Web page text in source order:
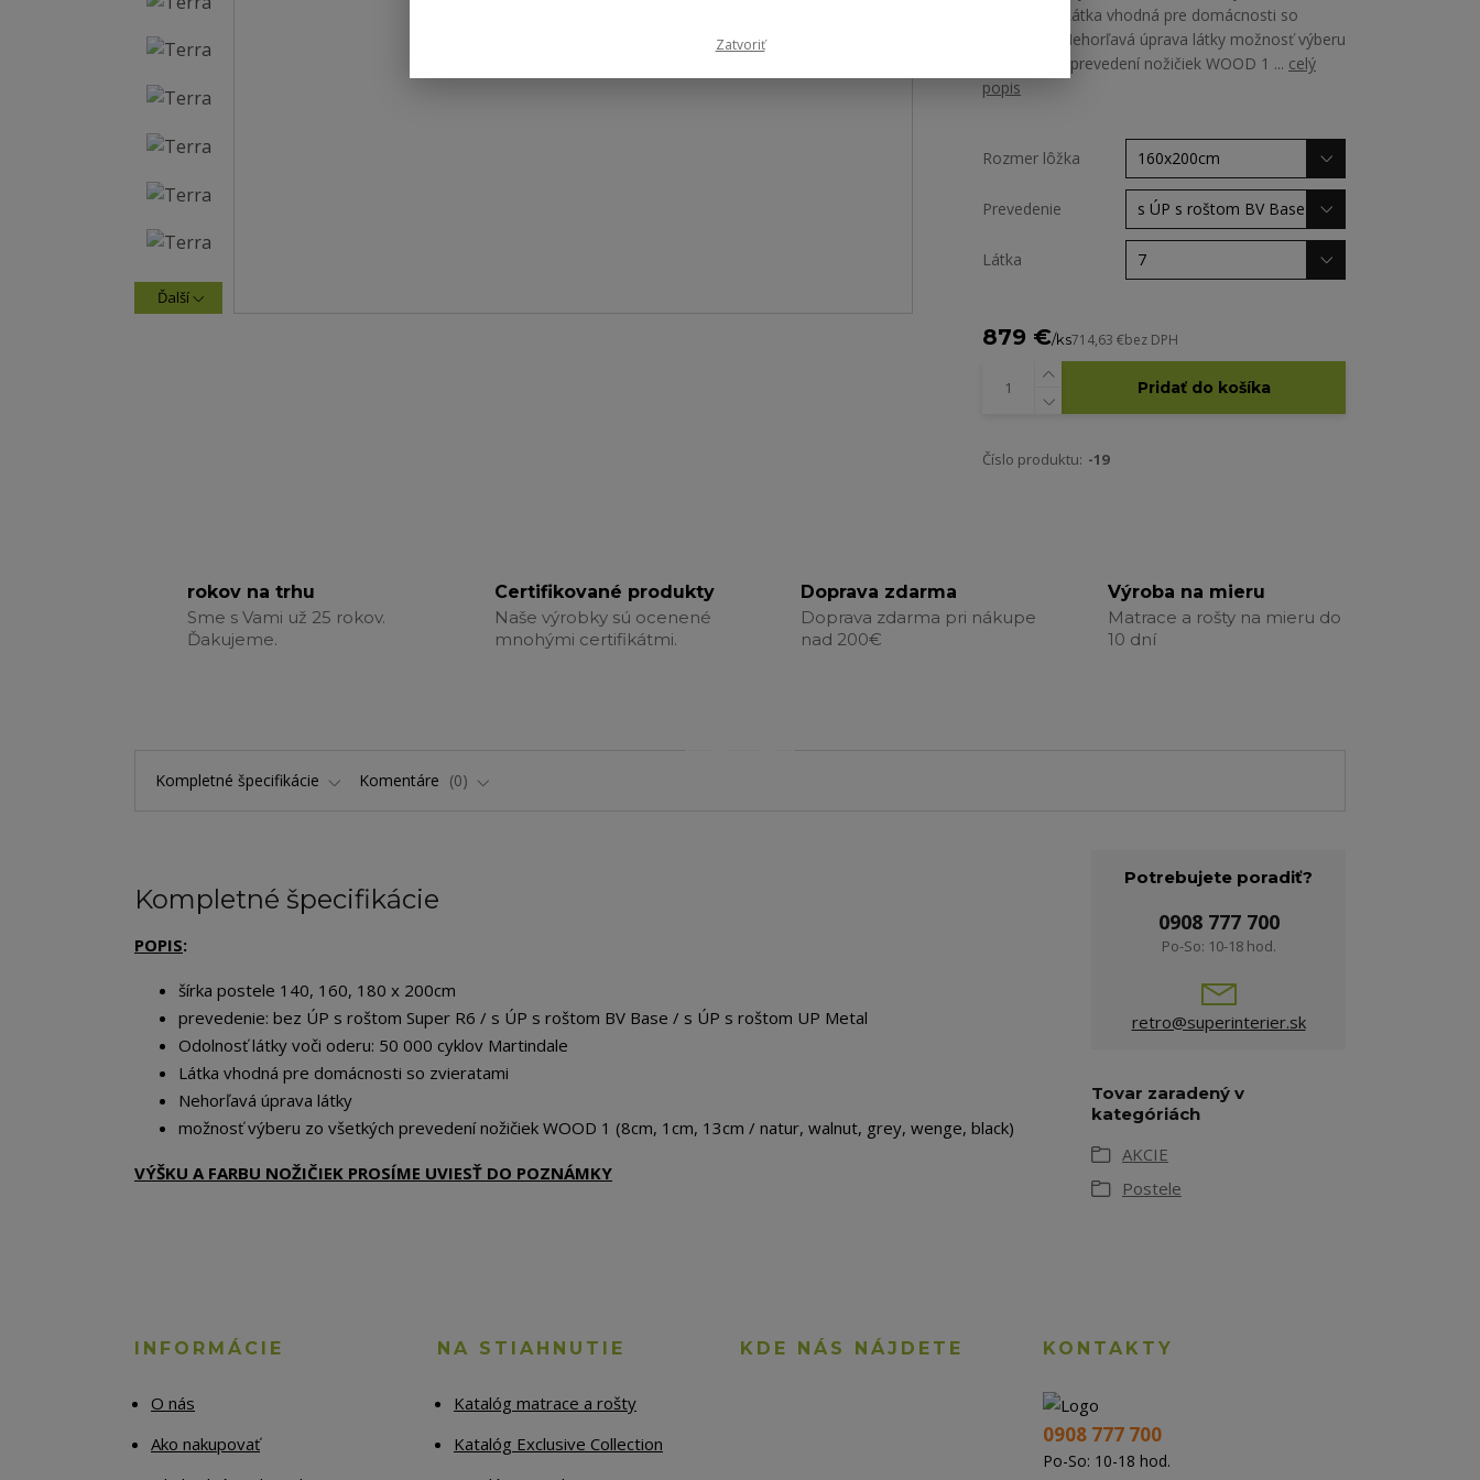
Ďalší
Martindale Látka vhodná pre domácnosti so
zvieratami Nehorľavá úprava látky možnosť výberu
zo všetkých prevedení nožičiek WOOD 1 ... celý
popis
Rozmer lôžka
Prevedenie
Látka
879 €/ks714,63 €bez DPH
Pridať do košíka
Číslo produktu: -19
rokov na trhu
Sme s Vami už 25 rokov.
Ďakujeme.
Certifikované produkty
Naše výrobky sú ocenené
mnohými certifikátmi.
Doprava zdarma
Doprava zdarma pri nákupe
nad 200€
Výroba na mieru
Matrace a rošty na mieru do
10 dní
Kompletné špecifikácie Komentáre 0
Kompletné špecifikácie
POPIS:
šírka postele 140, 160, 180 x 200cm
prevedenie: bez ÚP s roštom Super R6 / s ÚP s roštom BV Base / s ÚP s roštom UP Metal
Odolnosť látky voči oderu: 50 000 cyklov Martindale
Látka vhodná pre domácnosti so zvieratami
Nehorľavá úprava látky
možnosť výberu zo všetkých prevedení nožičiek WOOD 1 (8cm, 1cm, 13cm / natur, walnut, grey, wenge, black)
VÝŠKU A FARBU NOŽIČIEK PROSÍME UVIESŤ DO POZNÁMKY
Potrebujete poradiť?
0908 777 700
Po-So: 10-18 hod.
retro@superinterier.sk
Tovar zaradený v
kategóriách
AKCIE
Postele
INFORMÁCIE
O nás
Ako nakupovať
NA STIAHNUTIE
Katalóg matrace a rošty
Katalóg Exclusive Collection
KDE NÁS NÁJDETE KONTAKTY
0908 777 700
Po-So: 10-18 hod.
Zatvoriť